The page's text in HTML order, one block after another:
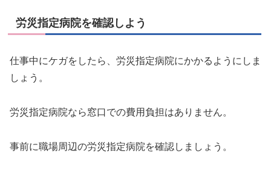
労災指定病院を確認しよう
仕事中にケガをしたら、労災指定病院にかかるようにしま
しょう。
労災指定病院なら窓口での費用負担はありません。
事前に職場周辺の労災指定病院を確認しましょう。